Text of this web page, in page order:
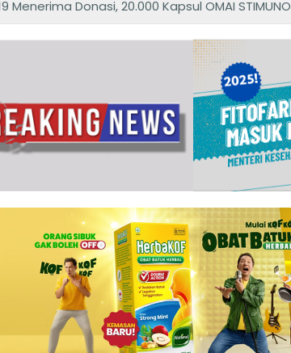
Menerima Donasi, 20.000 Kapsul OMAI STIMUNO